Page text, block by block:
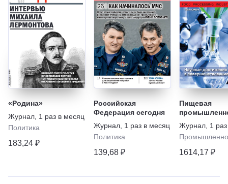
«Родина»
Журнал 1 раз в месяц
Политика
183,24 ₽
Российская
Федерация сегодня
Журнал 1 раз в месяц
Политика
139,68 ₽
Пищевая
Журнал 1
1614,17 ₽